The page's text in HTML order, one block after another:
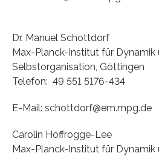
Dr. Manuel Schottdorf
Max-Planck-Institut für Dynamik
Selbstorganisation, Göttingen
Telefon: 49 551 5176-434
E-Mail: schottdorf@em.mpg.de
Carolin Hoffrogge-Lee
Max-Planck-Institut für Dynamik